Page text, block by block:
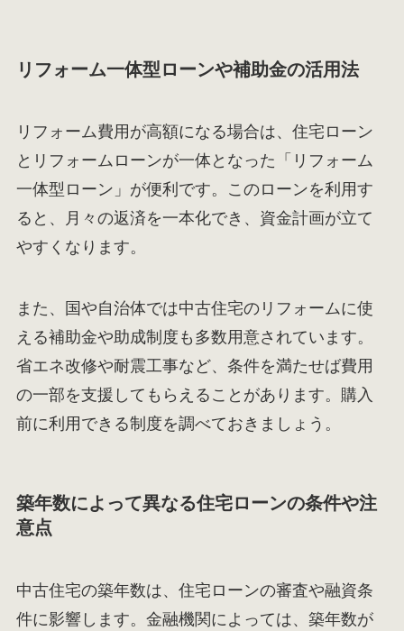
リフォーム一体型ローンや補助金の活用法
リフォーム費用が高額になる場合は、住宅ローン
とリフォームローンが一体となった「リフォーム
一体型ローン」が便利です。このローンを利用す
ると、月々の返済を一本化でき、資金計画が立て
やすくなります。
また、国や自治体では中古住宅のリフォームに使
える補助金や助成制度も多数用意されています。
省エネ改修や耐震工事など、条件を満たせば費用
の一部を支援してもらえることがあります。購入
前に利用できる制度を調べておきましょう。
築年数によって異なる住宅ローンの条件や注
意点
中古住宅の築年数は、住宅ローンの審査や融資条
件に影響します。金融機関によっては、築年数が